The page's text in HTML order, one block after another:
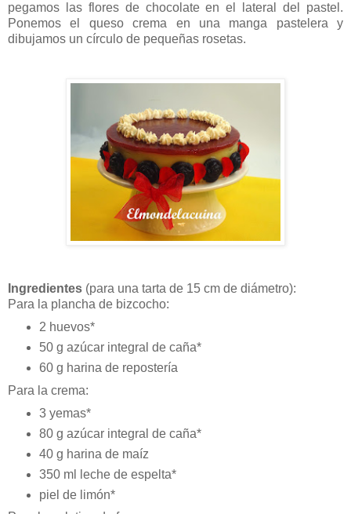
pegamos las flores de chocolate en el lateral del pastel.
Ponemos el queso crema en una manga pastelera y
dibujamos un círculo de pequeñas rosetas.
Ingredientes (para una tarta de 15 cm de diámetro):
Para la plancha de bizcocho:
2 huevos*
50 g azúcar integral de caña*
60 g harina de repostería
Para la crema:
3 yemas*
80 g azúcar integral de caña*
40 g harina de maíz
350 ml leche de espelta*
piel de limón*